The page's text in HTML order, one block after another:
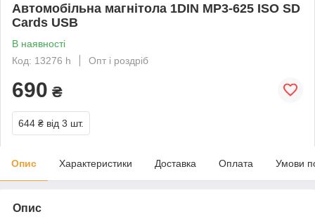
Автомобільна магнітола 1DIN MP3-625 ISO SD
Cards USB
В наявності
Код: 13276 h
Опт і роздріб
690 ₴
644 ₴ від 3 шт.
Опис Характеристики Доставка Оплата Умови
Опис